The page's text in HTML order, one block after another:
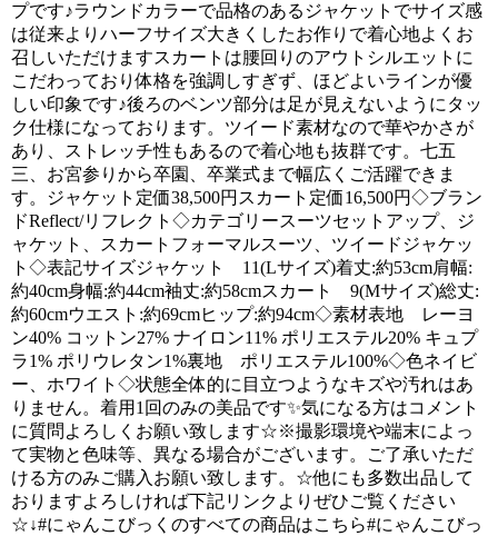
プです♪ラウンドカラーで品格のあるジャケットでサイズ感
は従来よりハーフサイズ大きくしたお作りで着心地よくお
召しいただけますスカートは腰回りのアウトシルエットに
こだわっており体格を強調しすぎず、ほどよいラインが優
しい印象です♪後ろのベンツ部分は足が見えないようにタッ
ク仕様になっております。ツイード素材なので華やかさが
あり、ストレッチ性もあるので着心地も抜群です。七五
三、お宮参りから卒園、卒業式まで幅広くご活躍できま
す。ジャケット定価38,500円スカート定価16,500円◇ブラン
ドReflect/リフレクト◇カテゴリースーツセットアップ、ジ
ャケット、スカートフォーマルスーツ、ツイードジャケッ
ト◇表記サイズジャケット　11(Lサイズ)着丈:約53cm肩幅:
約40cm身幅:約44cm袖丈:約58cmスカート　9(Mサイズ)総丈:
約60cmウエスト:約69cmヒップ:約94cm◇素材表地　レーヨ
ン40% コットン27% ナイロン11% ポリエステル20% キュプ
ラ1% ポリウレタン1%裏地　ポリエステル100%◇色ネイビ
ー、ホワイト◇状態全体的に目立つようなキズや汚れはあ
りません。着用1回のみの美品です✨気になる方はコメント
に質問よろしくお願い致します☆※撮影環境や端末によっ
て実物と色味等、異なる場合がございます。ご了承いただ
ける方のみご購入お願い致します。☆他にも多数出品して
おりますよろしければ下記リンクよりぜひご覧ください
☆↓#にゃんこびっくのすべての商品はこちら#にゃんこびっ